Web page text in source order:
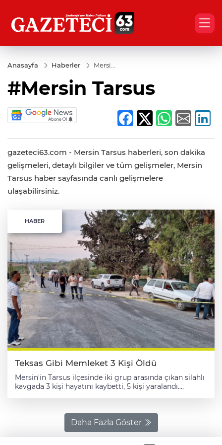
Anasayfa Haberler
Mersin
#Mersin Tarsus
gazeteci63.com - Mersin Tarsus haberleri, son dakika
gelişmeleri, detaylı bilgiler ve tüm gelişmeler, Mersin
Tarsus haber sayfasında canlı gelişmelere
ulaşabilirsiniz.
HABER
Teksas Gibi Memleket 3 Kişi Öldü
Mersin'in Tarsus ilçesinde iki grup arasında çıkan silahlı
kavgada 3 kişi hayatını kaybetti, 5 kişi yaralandı.
taraflar birbirlerine tabanca ve tüfekle ateş etti. Olayda
Mehmet Emin Şahin ile Abdurrahim ve Metin
Denizedalan öldü, 5 kişi yaralandı. İhbar üzerine olay
Daha Fazla Göster